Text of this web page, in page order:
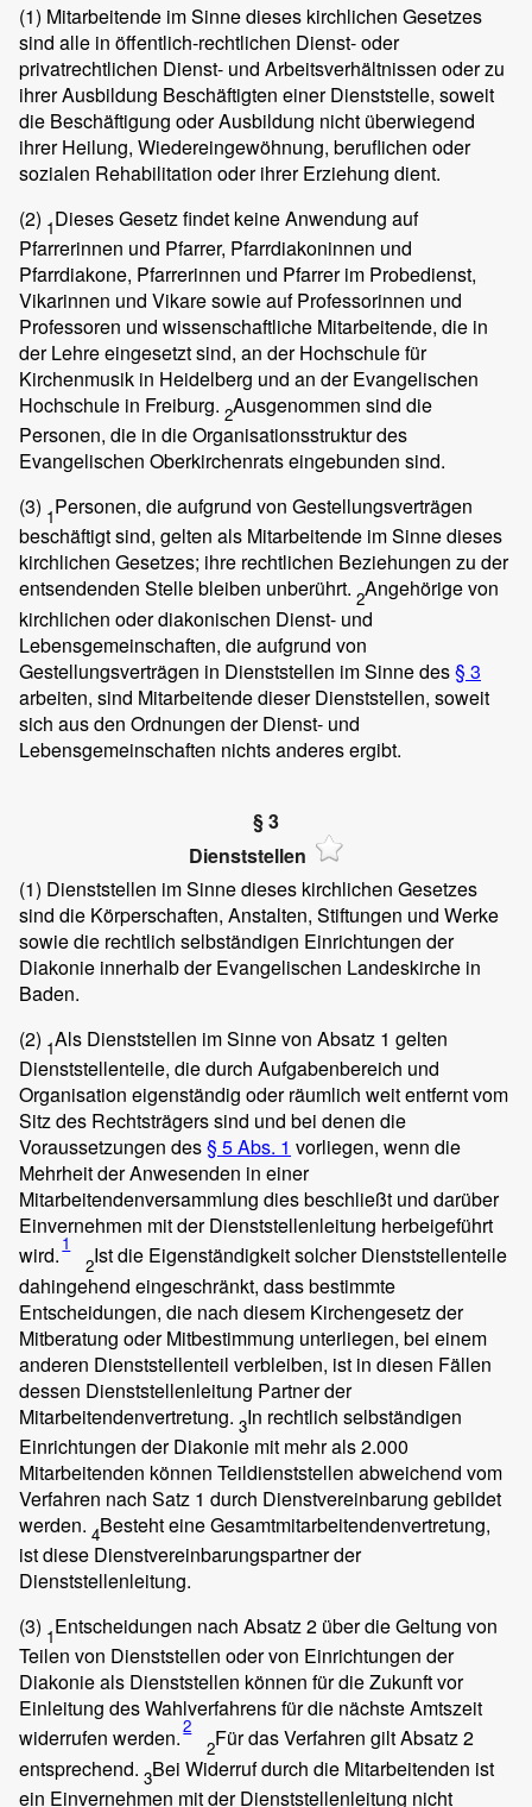
(1) Mitarbeitende im Sinne dieses kirchlichen Gesetzes
sind alle in öffentlich-rechtlichen Dienst- oder
privatrechtlichen Dienst- und Arbeitsverhältnissen oder zu
ihrer Ausbildung Beschäftigten einer Dienststelle, soweit
die Beschäftigung oder Ausbildung nicht überwiegend
ihrer Heilung, Wiedereingewöhnung, beruflichen oder
sozialen Rehabilitation oder ihrer Erziehung dient.
(2) 1Dieses Gesetz findet keine Anwendung auf
Pfarrerinnen und Pfarrer, Pfarrdiakoninnen und
Pfarrdiakone, Pfarrerinnen und Pfarrer im Probedienst,
Vikarinnen und Vikare sowie auf Professorinnen und
Professoren und wissenschaftliche Mitarbeitende, die in
der Lehre eingesetzt sind, an der Hochschule für
Kirchenmusik in Heidelberg und an der Evangelischen
Hochschule in Freiburg. 2Ausgenommen sind die
Personen, die in die Organisationsstruktur des
Evangelischen Oberkirchenrats eingebunden sind.
(3) 1Personen, die aufgrund von Gestellungsverträgen
beschäftigt sind, gelten als Mitarbeitende im Sinne dieses
kirchlichen Gesetzes; ihre rechtlichen Beziehungen zu der
entsendenden Stelle bleiben unberührt. 2Angehörige von
kirchlichen oder diakonischen Dienst- und
Lebensgemeinschaften, die aufgrund von
Gestellungsverträgen in Dienststellen im Sinne des§ 3
arbeiten, sind Mitarbeitende dieser Dienststellen, soweit
sich aus den Ordnungen der Dienst- und
Lebensgemeinschaften nichts anderes ergibt.
§ 3
Dienststellen
(1) Dienststellen im Sinne dieses kirchlichen Gesetzes
sind die Körperschaften, Anstalten, Stiftungen und Werke
sowie die rechtlich selbständigen Einrichtungen der
Diakonie innerhalb der Evangelischen Landeskirche in
Baden.
(2) 1Als Dienststellen im Sinne von Absatz 1 gelten
Dienststellenteile, die durch Aufgabenbereich und
Organisation eigenständig oder räumlich weit entfernt vom
Sitz des Rechtsträgers sind und bei denen die
Voraussetzungen des§ 5 Abs. 1 vorliegen, wenn die
Mehrheit der Anwesenden in einer
Mitarbeitendenversammlung dies beschließt und darüber
Einvernehmen mit der Dienststellenleitung herbeigeführt
wird. 1
2Ist die Eigenständigkeit solcher Dienststellenteile
dahingehend eingeschränkt, dass bestimmte
Entscheidungen, die nach diesem Kirchengesetz der
Mitberatung oder Mitbestimmung unterliegen, bei einem
anderen Dienststellenteil verbleiben, ist in diesen Fällen
dessen Dienststellenleitung Partner der
Mitarbeitendenvertretung. 3In rechtlich selbständigen
Einrichtungen der Diakonie mit mehr als 2.000
Mitarbeitenden können Teildienststellen abweichend vom
Verfahren nach Satz 1 durch Dienstvereinbarung gebildet
werden. 4Besteht eine Gesamtmitarbeitendenvertretung,
ist diese Dienstvereinbarungspartner der
Dienststellenleitung.
(3) 1Entscheidungen nach Absatz 2 über die Geltung von
Teilen von Dienststellen oder von Einrichtungen der
Diakonie als Dienststellen können für die Zukunft vor
Einleitung des Wahlverfahrens für die nächste Amtszeit
widerrufen werden.2
2Für das Verfahren gilt Absatz 2
entsprechend. 3Bei Widerruf durch die Mitarbeitenden ist
ein Einvernehmen mit der Dienststellenleitung nicht